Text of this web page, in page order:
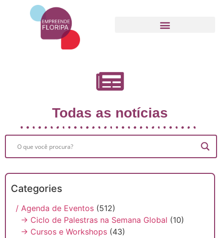
Todas as notícias
Categories
/ Agenda de Eventos (512)
→ Ciclo de Palestras na Semana Global (10)
→ Cursos e Workshops (43)